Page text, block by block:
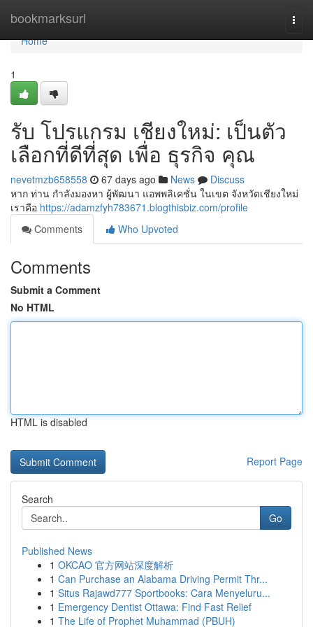
bookmarksurl
Home
Home
1
รับ โปรแกรม เชียงใหม่: เป็นตัว
เลือกที่ดีที่สุด เพื่อ ธุรกิจ คุณ
nevetmzb658558 67 days ago News
Discuss
หาก ท่าน กำลังมองหา ผู้พัฒนา แอพพลิเคชั่น ในเขต จังหวัดเชียงใหม่
เราคือ https://adamzfyh783671.blogthisbiz.com/profile
Comments
Who Upvoted
Comments
Submit a Comment
No HTML
HTML is disabled
Report Page
Search
Go
Published News
1 OKCAO 官方网站深度解析
1 Can Purchase an Alabama Driving Permit Thr...
1 Situs Rajawd777 Sportbooks: Cara Menyeluru...
1 Emergency Dentist Ottawa: Find Fast Relief
1 The Life of Prophet Muhammad (PBUH)